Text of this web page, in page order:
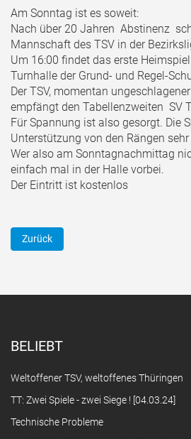
Am Sonntag ist es soweit:
Nach über 20 Jahren Abstinenz
Mannschaft des TSV in der
Um 16:00 findet das erste
Turnhalle der Grund- und Regel-
Der TSV, momentan
empfängt den Tabellenzweiten SV
Für Spannung ist also gesorgt. Die
Unterstützung von den Rängen sehr
Wer also am Sonntagnachmittag
einfach mal in der Halle vorbei.
Der Eintritt ist kostenlos
Vorheriger Beitrag: TT: Erstes
Zurück
BELIEBT
Weltoffener TSV, weltoffenes Thüringen
TT: Zwei Spiele - zwei Siege ! [04.03.24]
Technische Probleme